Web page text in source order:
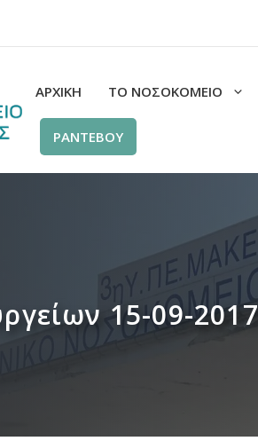
ΑΡΧΙΚΉ ΤΟ ΝΟΣΟΚΟΜΕΙΟ
ΡΑΝΤΕΒΟΥ
15-09-2017